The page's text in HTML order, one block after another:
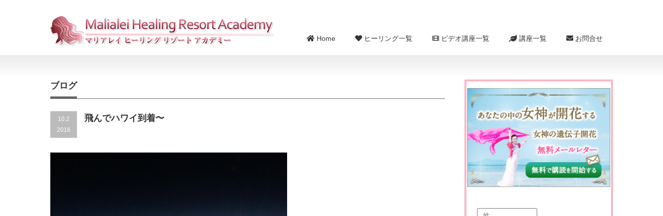
Home ヒーリング一覧 ビデオ講座一覧 講座一覧 お問合せ
ブログ
10.2
2016
飛んでハワイ到着〜